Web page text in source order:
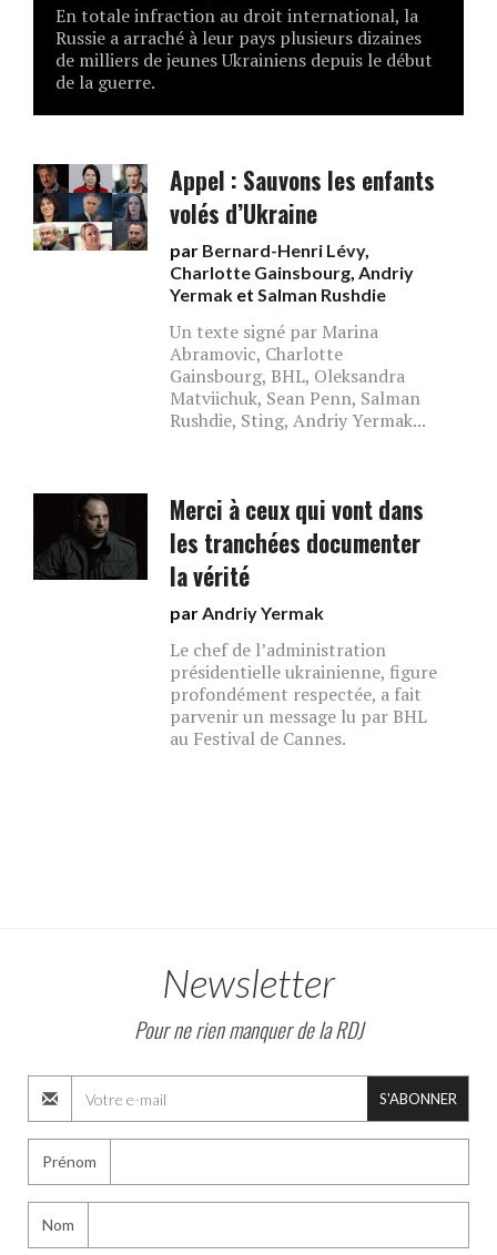
En totale infraction au droit international, la
Russie a arraché à leur pays plusieurs dizaines
de milliers de jeunes Ukrainiens depuis le début
de la guerre.
Appel : Sauvons les enfants
volés d’Ukraine
par Bernard-Henri Lévy,
Charlotte Gainsbourg,Andriy
Yermak etSalman Rushdie
Un texte signé par Marina
Abramovic, Charlotte
Gainsbourg, BHL, Oleksandra
Matviichuk, Sean Penn, Salman
Rushdie, Sting, Andriy Yermak...
Merci à ceux qui vont dans
les tranchées documenter
la vérité
parAndriy Yermak
Le chef de l’administration
présidentielle ukrainienne, figure
profondément respectée, a fait
parvenir un message lu par BHL
au Festival de Cannes.
Newsletter
Pour ne rien manquer de la RDJ
S'ABONNER
Prénom
Nom